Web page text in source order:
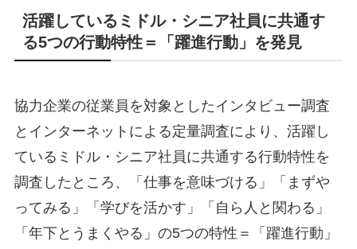
活躍しているミドル・シニア社員に共通す
る5つの行動特性＝「躍進行動」を発見
協力企業の従業員を対象としたインタビュー調査
とインターネットによる定量調査により、活躍し
ているミドル・シニア社員に共通する行動特性を
調査したところ、「仕事を意味づける」「まずや
ってみる」「学びを活かす」「自ら人と関わる」
「年下とうまくやる」の5つの特性＝「躍進行動」